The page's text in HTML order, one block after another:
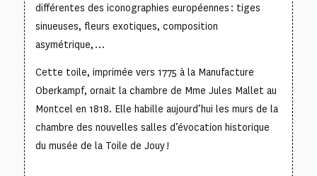
différentes des iconographies européennes : tiges
sinueuses, fleurs exotiques, composition
asymétrique, …
Cette toile, imprimée vers 1775 à la Manufacture
Oberkampf, ornait la chambre de Mme Jules Mallet au
Montcel en 1818. Elle habille aujourd’hui les murs de la
chambre des nouvelles salles d’évocation historique
du musée de la Toile de Jouy !